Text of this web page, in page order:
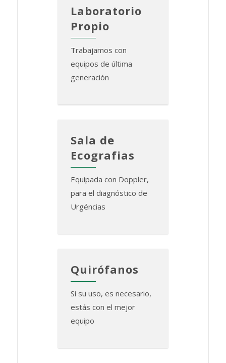
Laboratorio
Propio
Trabajamos con
equipos de última
generación
Sala de
Ecografias
Equipada con Doppler,
para el diagnóstico de
Urgéncias
Quirófanos
Si su uso, es necesario,
estás con el mejor
equipo